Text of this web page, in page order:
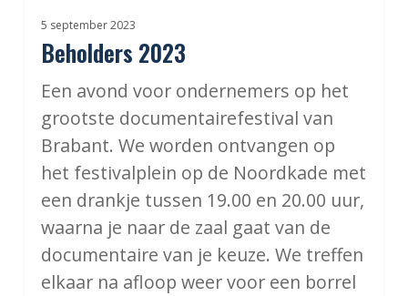
5 september 2023
Beholders 2023
Een avond voor ondernemers op het
grootste documentairefestival van
Brabant. We worden ontvangen op
het festivalplein op de Noordkade met
een drankje tussen 19.00 en 20.00 uur,
waarna je naar de zaal gaat van de
documentaire van je keuze. We treffen
elkaar na afloop weer voor een borrel